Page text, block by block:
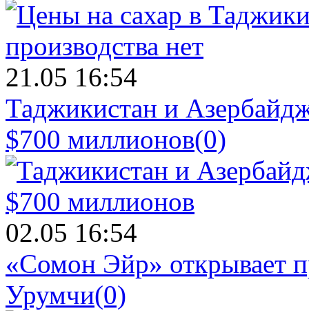
21.05 16:54
Таджикистан и
$700 миллионов(0)
02.05 16:54
«Сомон Эйр» открывает
Урумчи(0)